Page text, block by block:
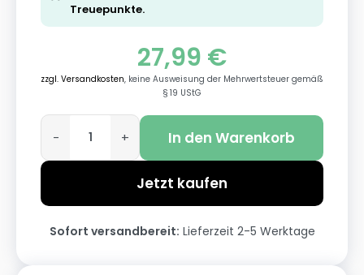
Treuepunkte.
27,99 €
zzgl. Versandkosten, keine Ausweisung der Mehrwertsteuer gemäß
§ 19 UStG
- + In den Warenkorb
Jetzt kaufen
Sofort versandbereit: Lieferzeit 2-5 Werktage